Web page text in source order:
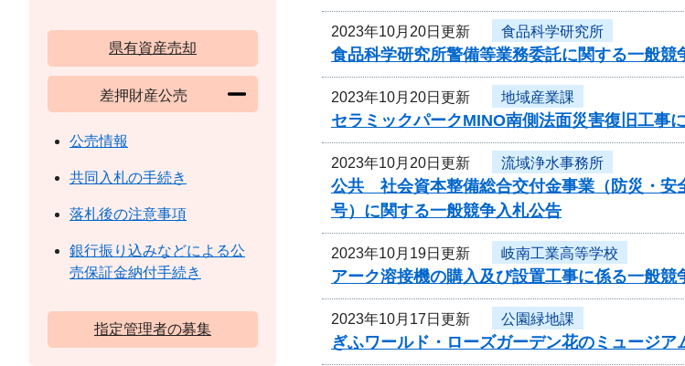
2023年10月20日更新 食品科学研究所
食品科学研究所警備等業務委託に関する一般競
2023年10月20日更新 地域産業課
セラミックパークMINO南側法面災害復旧工事
2023年10月20日更新 流域浄水事務所
公共 社会資本整備総合交付金事業（防災・安
号）に関する一般競争入札公告
2023年10月19日更新 岐南工業高等学校
アーク溶接機の購入及び設置工事に係る一般競
2023年10月17日更新 公園緑地課
ぎふワールド・ローズガーデン花のミュージア
県有資産売却
差押財産公売
公売情報
共同入札の手続き
落札後の注意事項
銀行振り込みなどによる公
売保証金納付手続き
指定管理者の募集